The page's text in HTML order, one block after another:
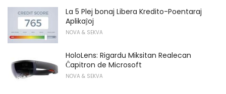
La 5 Plej bonaj Libera Kredito-Poentaraj
Aplikaĵoj
NOVA & SEKVA
HoloLens: Rigardu Miksitan Realecan
Ĉapitron de Microsoft
NOVA & SEKVA